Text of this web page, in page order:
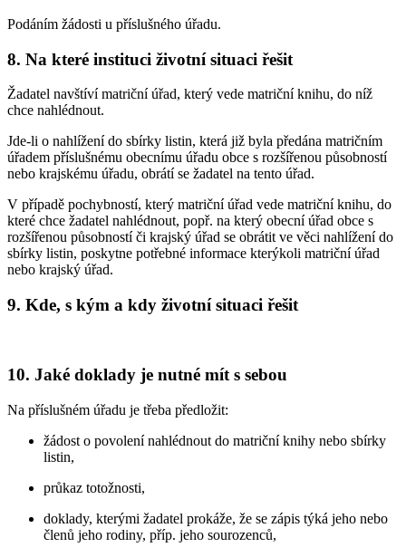
Podáním žádosti u příslušného úřadu.
8. Na které instituci životní situaci řešit
Žadatel navštíví matriční úřad, který vede matriční knihu, do níž
chce nahlédnout.
Jde-li o nahlížení do sbírky listin, která již byla předána matričním
úřadem příslušnému obecnímu úřadu obce s rozšířenou působností
nebo krajskému úřadu, obrátí se žadatel na tento úřad.
V případě pochybností, který matriční úřad vede matriční knihu, do
které chce žadatel nahlédnout, popř. na který obecní úřad obce s
rozšířenou působností či krajský úřad se obrátit ve věci nahlížení do
sbírky listin, poskytne potřebné informace kterýkoli matriční úřad
nebo krajský úřad.
9. Kde, s kým a kdy životní situaci řešit
10. Jaké doklady je nutné mít s sebou
Na příslušném úřadu je třeba předložit:
žádost o povolení nahlédnout do matriční knihy nebo sbírky
listin,
průkaz totožnosti,
doklady, kterými žadatel prokáže, že se zápis týká jeho nebo
členů jeho rodiny, příp. jeho sourozenců,